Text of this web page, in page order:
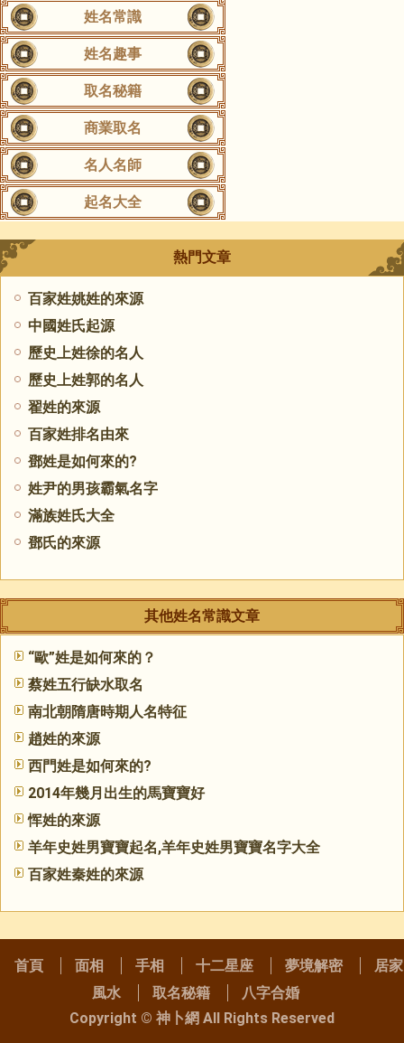
姓名常識
姓名趣事
取名秘籍
商業取名
名人名師
起名大全
熱門文章
百家姓姚姓的來源
中國姓氏起源
歷史上姓徐的名人
歷史上姓郭的名人
翟姓的來源
百家姓排名由來
鄧姓是如何來的?
姓尹的男孩霸氣名字
滿族姓氏大全
​鄧氏的來源
其他姓名常識文章
“歐”姓是如何來的？
蔡姓五行缺水取名
南北朝隋唐時期人名特征
趙姓的來源
西門姓是如何來的?
2014年幾月出生的馬寶寶好
​恽姓的來源
羊年史姓男寶寶起名,羊年史姓男寶寶名字大全
百家姓秦姓的來源
首頁 面相 手相 十二星座 夢境解密
居家
風水
取名秘籍
八字合婚
Copyright © 神卜網 All Rights Reserved